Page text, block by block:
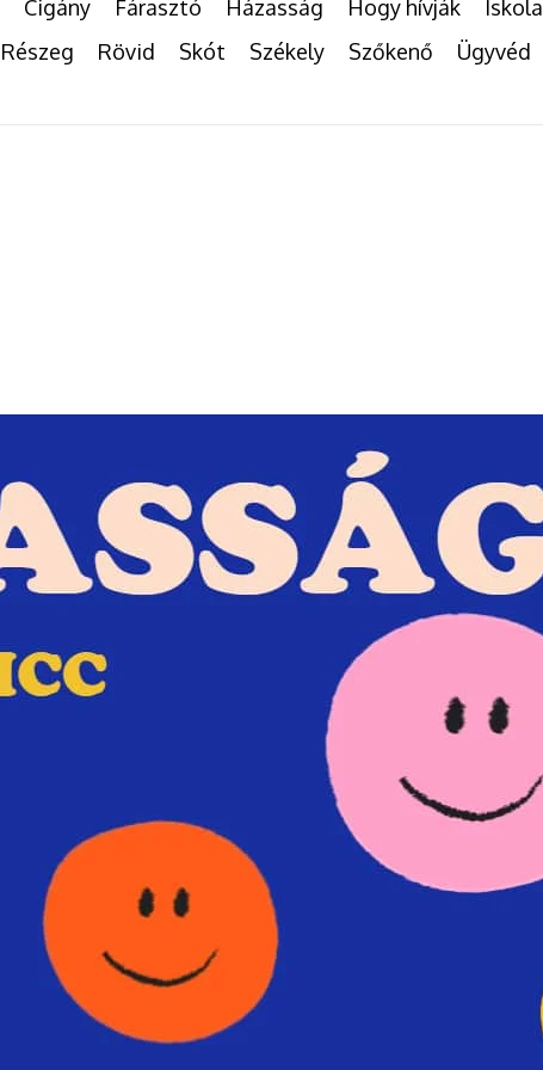
Cigány Fárasztó Házasság Hogy hívják Iskola
Részeg Rövid Skót Székely Szőkenő Ügyvéd